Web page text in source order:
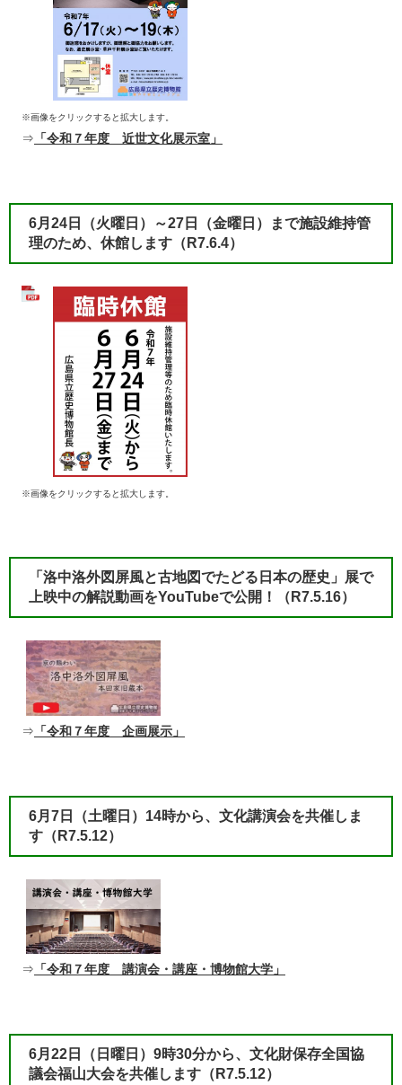
※画像をクリックすると拡大します。
⇒ 「令和７年度 近世文化展示室」
6月24日（火曜日）～27日（金曜日）まで施設維持管
理のため、休館します（R7.6.4）
※画像をクリックすると拡大します。
​「洛中洛外図屏風と古地図でたどる日本の歴史」展で
上映中の解説動画をYouTubeで公開！
（R7.5.16）​
⇒ 「令和７年度 企画展示」
​6月7日（土曜日）14時から、文化講演会を共催しま
す（R7.5.12）
⇒ 「令和７年度 講演会・講座・博物館大学」
​6月22日（日曜日）9時30分から、文化財保存全国協
議会福山大会を共催します（R7.5.12）